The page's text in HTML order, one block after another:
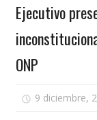
Ejecutivo
ONP
9 diciembre,